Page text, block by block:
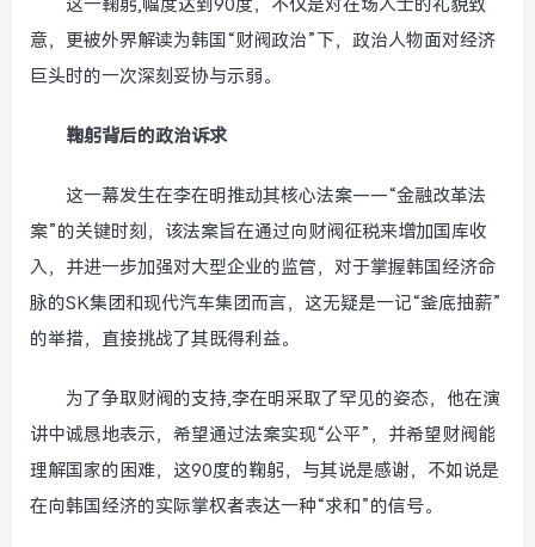
这一鞠躬,幅度达到90度，不仅是对在场人士的礼貌致
意，更被外界解读为韩国“财阀政治”下，政治人物面对经济
巨头时的一次深刻妥协与示弱。
鞠躬背后的政治诉求
这一幕发生在李在明推动其核心法案——“金融改革法
案”的关键时刻，该法案旨在通过向财阀征税来增加国库收
入，并进一步加强对大型企业的监管，对于掌握韩国经济命
脉的SK集团和现代汽车集团而言，这无疑是一记“釜底抽薪”
的举措，直接挑战了其既得利益。
为了争取财阀的支持,李在明采取了罕见的姿态，他在演
讲中诚恳地表示，希望通过法案实现“公平”，并希望财阀能
理解国家的困难，这90度的鞠躬，与其说是感谢，不如说是
在向韩国经济的实际掌权者表达一种“求和”的信号。